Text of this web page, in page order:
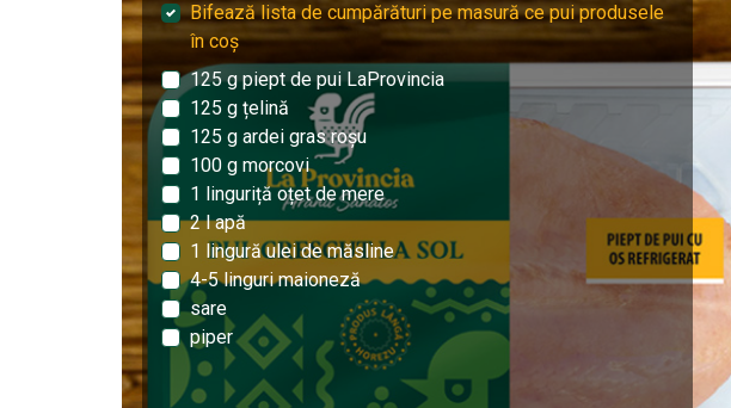
Bifează lista de cumpărături pe masură ce pui produsele
în coș
125 g piept de pui LaProvincia
125 g țelină
125 g ardei gras roșu
100 g morcovi
1 linguriță oțet de mere
2 l apă
1 lingură ulei de măsline
4-5 linguri maioneză
sare
piper